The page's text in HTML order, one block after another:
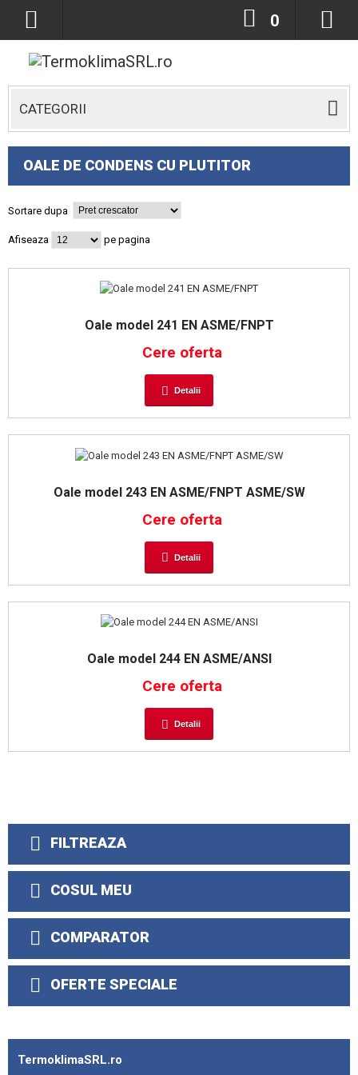
0
CATEGORII
OALE DE CONDENS CU PLUTITOR
Sortare dupa
Afiseaza pe pagina
Oale model 241 EN ASME/FNPT
Cere oferta
Detalii
Oale model 243 EN ASME/FNPT ASME/SW
Cere oferta
Detalii
Oale model 244 EN ASME/ANSI
Cere oferta
Detalii
FILTREAZA
COSUL MEU
COMPARATOR
OFERTE SPECIALE
TermoklimaSRL.ro